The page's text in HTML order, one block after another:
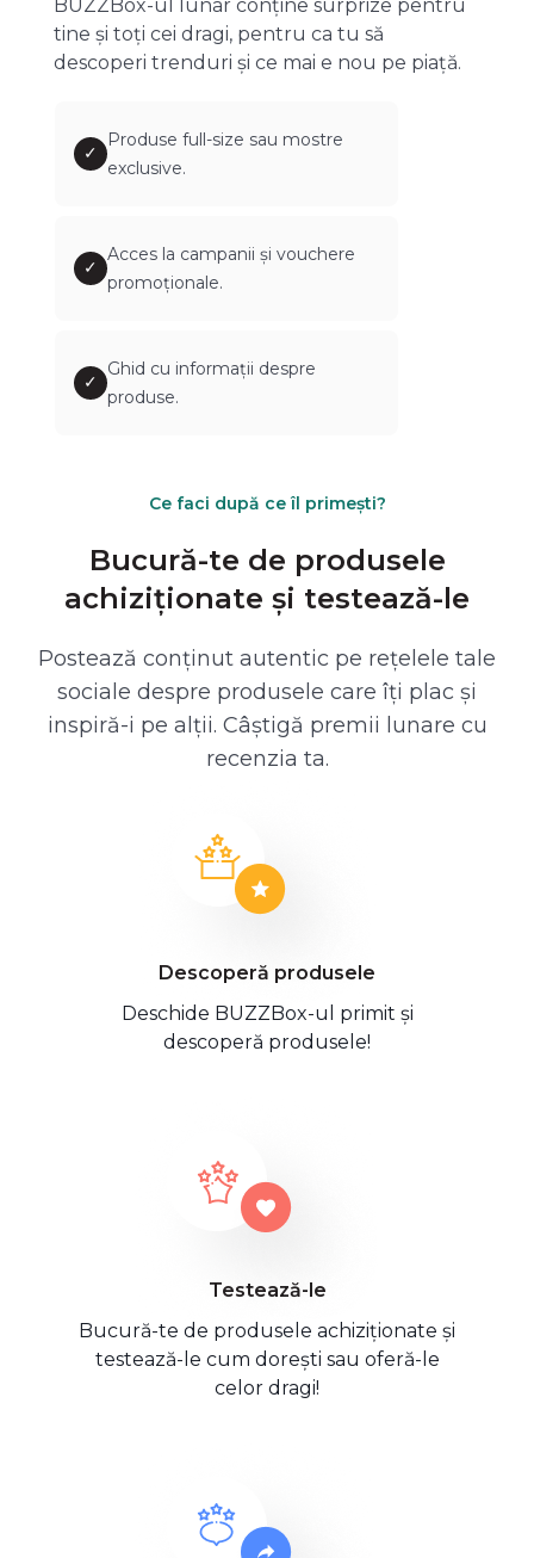
BUZZBox-ul lunar conține surprize pentru
tine și toți cei dragi, pentru ca tu să
descoperi trenduri și ce mai e nou pe piață.
✓
Produse full-size sau mostre
exclusive.
✓
Acces la campanii și vouchere
promoționale.
✓
Ghid cu informații despre
produse.
Ce faci după ce îl primești?
Bucură-te de produsele
achiziționate și testează-le
Postează conținut autentic pe rețelele tale
sociale despre produsele care îți plac și
inspiră-i pe alții. Câștigă premii lunare cu
recenzia ta.
Descoperă produsele
Deschide BUZZBox-ul primit și
descoperă produsele!
Testează-le
Bucură-te de produsele achiziționate și
testează-le cum dorești sau oferă-le
celor dragi!